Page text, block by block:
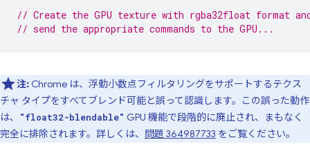
// Create the GPU texture with rgba32float format
// send the appropriate commands to the GPU...
注: Chrome は、浮動小数点フィルタリングをサポートするテクス
チャ タイプをすべてブレンド可能と誤って認識します。この誤った動作
は、
"float32-blendable" GPU 機能で段階的に廃止され、まもなく
完全に排除されます。詳しくは、 問題 364987733 をご覧ください。